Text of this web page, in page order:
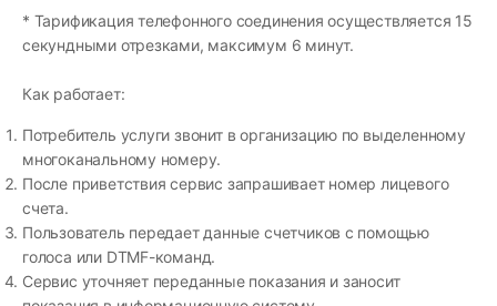
* Тарификация телефонного соединения осуществляется 15
секундными отрезками, максимум 6 минут.
Как работает:
Потребитель услуги звонит в организацию по выделенному
многоканальному номеру.
После приветствия сервис запрашивает номер лицевого
счета.
Пользователь передает данные счетчиков с помощью
голоса или DTMF-команд.
Сервис уточняет переданные показания и заносит